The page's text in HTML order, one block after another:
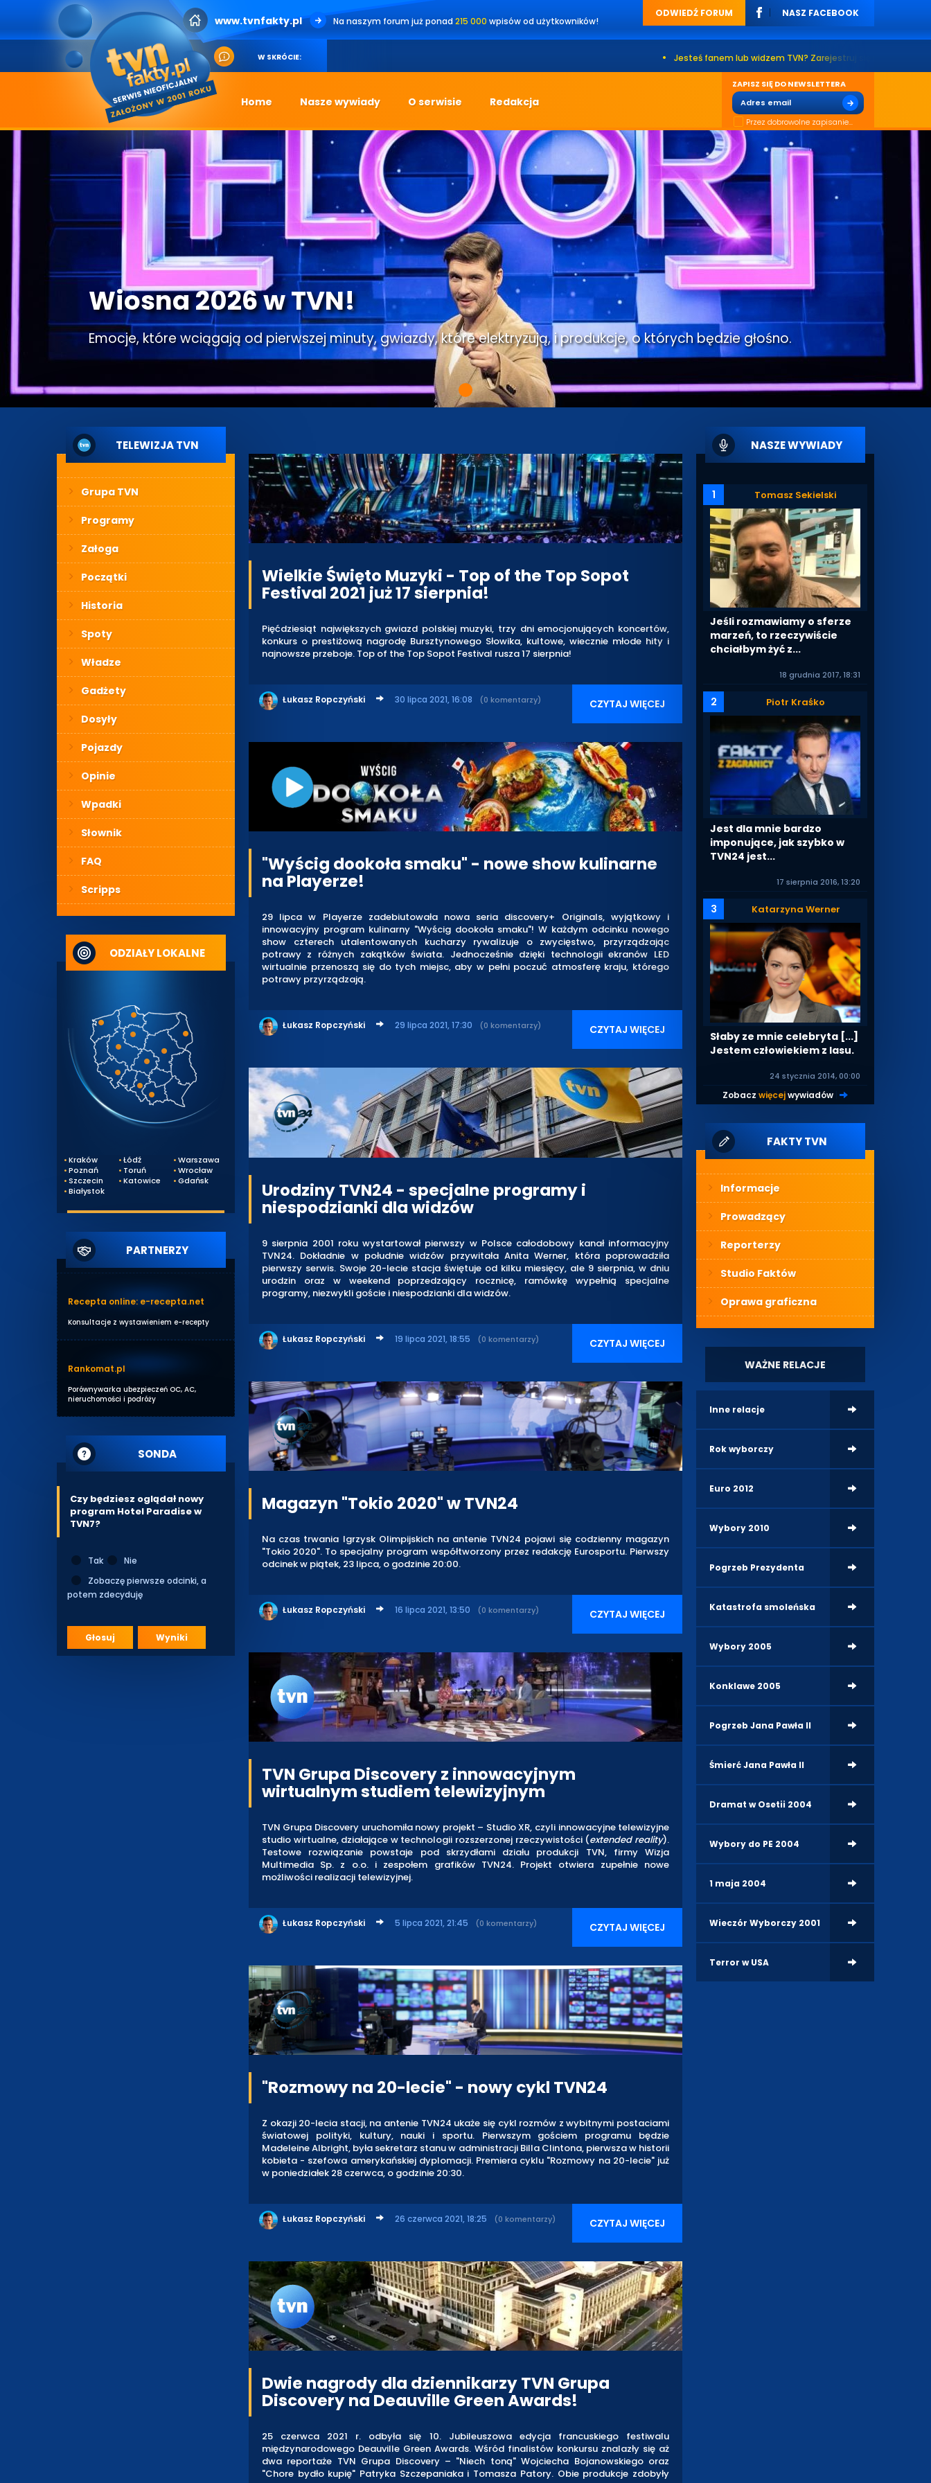
www.tvnfakty.pl Na naszym forum już ponad 215 000 wpisów od użytkowników!
ODWIEDŹ FORUM NASZ FACEBOOK
W SKRÓCIE: Jesteś fanem lub widzem TVN? Zarejestruj się na naszym forum. Już
Home Nasze wywiady O serwisie Redakcja
ZAPISZ SIĘ DO NEWSLETTERA
Przez dobrowolne zapisanie...
Wiosna 2026 w TVN!
Emocje, które wciągają od pierwszej minuty, gwiazdy, które elektryzują, i produkcje, o których będzie głośno.
TELEWIZJA TVN
Grupa TVN
Programy
Załoga
Początki
Historia
Spoty
Władze
Gadżety
Dosyły
Pojazdy
Opinie
Wpadki
Słownik
FAQ
Scripps
ODZIAŁY LOKALNE
Kraków Łódź
Warszawa
Poznań
Toruń
Wrocław
Szczecin
Katowice
Gdańsk
Białystok
PARTNERZY
Recepta online: e-recepta.net
Konsultacje z wystawieniem e-recepty
Rankomat.pl
Porównywarka ubezpieczeń OC, AC,
nieruchomości i podróży
SONDA
Czy będziesz oglądał nowy
program Hotel Paradise w
TVN7?
Tak
Nie
Zobaczę pierwsze odcinki, a
potem zdecyduję
Głosuj Wyniki
Wielkie Święto Muzyki - Top of the Top Sopot
Festival 2021 już 17 sierpnia!
Pięćdziesiąt największych gwiazd polskiej muzyki, trzy dni emocjonujących koncertów,
konkurs o prestiżową nagrodę Bursztynowego Słowika, kultowe, wiecznie młode hity i
najnowsze przeboje. Top of the Top Sopot Festival rusza 17 sierpnia!
Łukasz Ropczyński 30 lipca 2021, 16:08 (0 komentarzy) CZYTAJ WIĘCEJ
"Wyścig dookoła smaku" - nowe show kulinarne
na Playerze!
29 lipca w Playerze zadebiutowała nowa seria discovery+ Originals, wyjątkowy i
innowacyjny program kulinarny "Wyścig dookoła smaku"! W każdym odcinku nowego
show czterech utalentowanych kucharzy rywalizuje o zwycięstwo, przyrządzając
potrawy z różnych zakątków świata. Jednocześnie dzięki technologii ekranów LED
wirtualnie przenoszą się do tych miejsc, aby w pełni poczuć atmosferę kraju, którego
potrawy przyrządzają.
Łukasz Ropczyński 29 lipca 2021, 17:30 (0 komentarzy) CZYTAJ WIĘCEJ
Urodziny TVN24 - specjalne programy i
niespodzianki dla widzów
9 sierpnia 2001 roku wystartował pierwszy w Polsce całodobowy kanał informacyjny
TVN24. Dokładnie w południe widzów przywitała Anita Werner, która poprowadziła
pierwszy serwis. Swoje 20-lecie stacja świętuje od kilku miesięcy, ale 9 sierpnia, w dniu
urodzin oraz w weekend poprzedzający rocznicę, ramówkę wypełnią specjalne
programy, niezwykli goście i niespodzianki dla widzów.
Łukasz Ropczyński 19 lipca 2021, 18:55 (0 komentarzy) CZYTAJ WIĘCEJ
Magazyn "Tokio 2020" w TVN24
Na czas trwania Igrzysk Olimpijskich na antenie TVN24 pojawi się codzienny magazyn
"Tokio 2020". To specjalny program współtworzony przez redakcję Eurosportu. Pierwszy
odcinek w piątek, 23 lipca, o godzinie 20:00.
Łukasz Ropczyński 16 lipca 2021, 13:50 (0 komentarzy) CZYTAJ WIĘCEJ
TVN Grupa Discovery z innowacyjnym
wirtualnym studiem telewizyjnym
TVN Grupa Discovery uruchomiła nowy projekt – Studio XR, czyli innowacyjne telewizyjne
studio wirtualne, działające w technologii rozszerzonej rzeczywistości (extended reality).
Testowe rozwiązanie powstaje pod skrzydłami działu produkcji TVN, firmy Wizja
Multimedia Sp. z o.o. i zespołem grafików TVN24. Projekt otwiera zupełnie nowe
możliwości realizacji telewizyjnej.
Łukasz Ropczyński 5 lipca 2021, 21:45 (0 komentarzy) CZYTAJ WIĘCEJ
"Rozmowy na 20-lecie" - nowy cykl TVN24
Z okazji 20-lecia stacji, na antenie TVN24 ukaże się cykl rozmów z wybitnymi postaciami
światowej polityki, kultury, nauki i sportu. Pierwszym gościem programu będzie
Madeleine Albright, była sekretarz stanu w administracji Billa Clintona, pierwsza w historii
kobieta - szefowa amerykańskiej dyplomacji. Premiera cyklu "Rozmowy na 20-lecie" już
w poniedziałek 28 czerwca, o godzinie 20:30.
Łukasz Ropczyński 26 czerwca 2021, 18:25 (0 komentarzy) CZYTAJ WIĘCEJ
Dwie nagrody dla dziennikarzy TVN Grupa
Discovery na Deauville Green Awards!
25 czerwca 2021 r. odbyła się 10. Jubileuszowa edycja francuskiego festiwalu
międzynarodowego Deauville Green Awards. Wśród finalistów konkursu znalazły się aż
dwa reportaże TVN Grupa Discovery – "Niech toną" Wojciecha Bojanowskiego oraz
"Chore bydło kupię" Patryka Szczepaniaka i Tomasza Patory. Obie produkcje zdobyły
NASZE WYWIADY
1 Tomasz Sekielski
Jeśli rozmawiamy o sferze
marzeń, to rzeczywiście
chciałbym żyć z...
18 grudnia 2017, 18:31
2 Piotr Kraśko
Jest dla mnie bardzo
imponujące, jak szybko w
TVN24 jest...
17 sierpnia 2016, 13:20
3 Katarzyna Werner
Słaby ze mnie celebryta [...]
Jestem człowiekiem z lasu.
24 stycznia 2014, 00:00
Zobaczwięcejwywiadów |
FAKTY TVN
Informacje
Prowadzący
Reporterzy
Studio Faktów
Oprawa graficzna
WAŻNE RELACJE
Inne relacje
Rok wyborczy
Euro 2012
Wybory 2010
Pogrzeb Prezydenta
Katastrofa smoleńska
Wybory 2005
Konklawe 2005
Pogrzeb Jana Pawła II
Śmierć Jana Pawła II
Dramat w Osetii 2004
Wybory do PE 2004
1 maja 2004
Wieczór Wyborczy 2001
Terror w USA